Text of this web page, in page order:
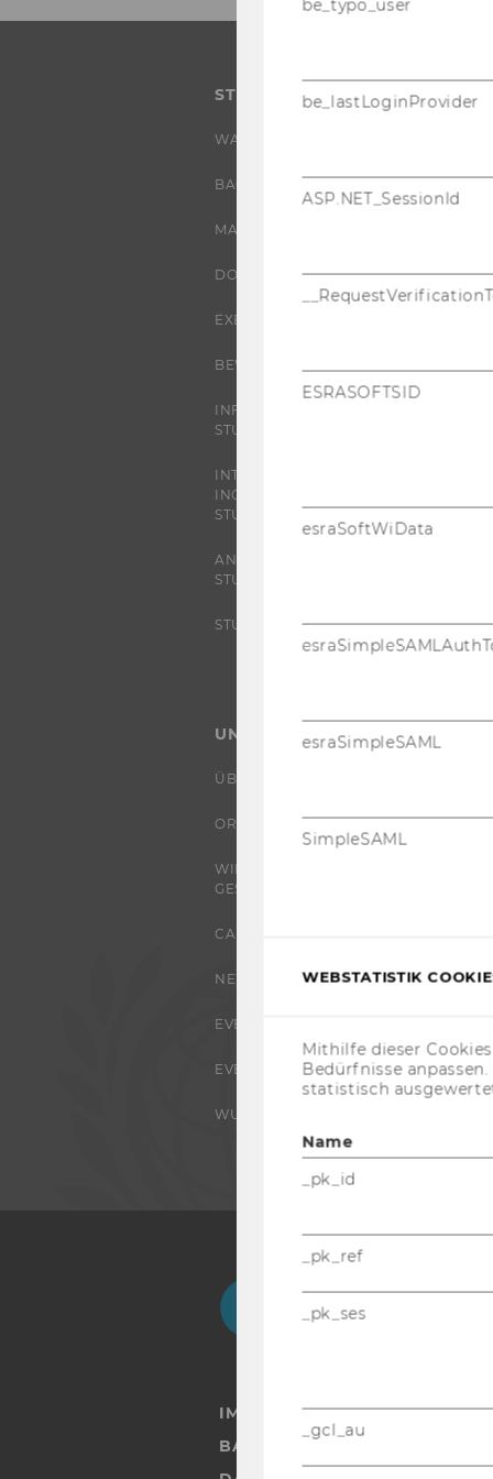
STUDIUM
WARUM WU?
BACHELOR
MASTER
DOKTORAT / PHD
EXECUTIVE EDUCATION
BEWERBUNG UND ZULASSUNG
INFORMATIONEN FÜR
STUDIERENDE
INTERNATIONALE UND
INCOMING EXCHANGE
STUDIERENDE
ANGEBOTE FÜR SCHULEN UND
STUDIENINTERESSIERTE
STUDENT CLUBS
UNIVERSITÄT
ÜBER DIE WU
ORGANISATION
WIRTSCHAFT UND
GESELLSCHAFT
CAMPUS
NEWS
EVENTS ARCHIV
EVENTS
WU FOUNDATION
FacebookInstagram
Blog
IMPRESSUM
be_typo_user
be_lastLoginProvider
ASP.NET_SessionId
ESRASOFTSID
esraSoftWiData
esraSimpleSAML
SimpleSAML
WEBSTATISTIK
Mithilfe dieser
Bedürfnisse
statistisch
Name
_pk_id
_pk_ref
_pk_ses
_gcl_au